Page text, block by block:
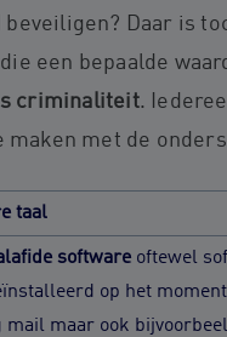
Daar is
een bepaalde
criminaliteit.
met de
taal
software oftewel
op het
mail maar ook